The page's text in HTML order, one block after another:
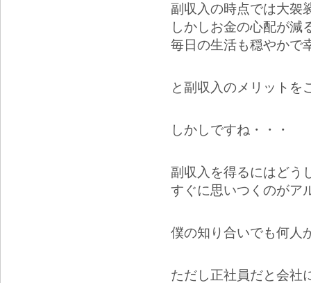
副収入の時点では大袈
しかしお金の心配が減
毎日の生活も穏やかで
と副収入のメリットを
しかしですね・・・
副収入を得るにはどう
すぐに思いつくのがア
僕の知り合いでも何人
ただし正社員だと会社